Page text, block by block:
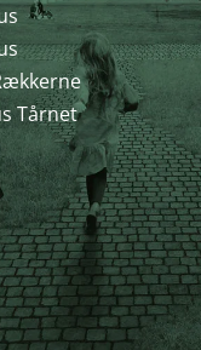
Tårnet